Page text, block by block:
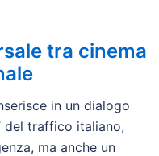
tra cinema
in un dialogo
del traffico italiano,
ma anche un